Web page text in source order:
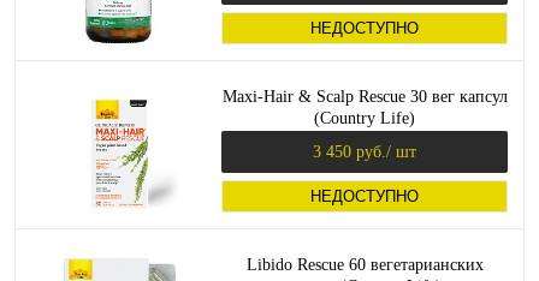
НЕДОСТУПНО
Maxi-Hair & Scalp Rescue 30 вег капсул
(Country Life)
3 450 руб. / шт
НЕДОСТУПНО
Libido Rescue 60 вегетарианских